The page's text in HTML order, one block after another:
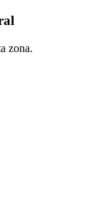
zona.